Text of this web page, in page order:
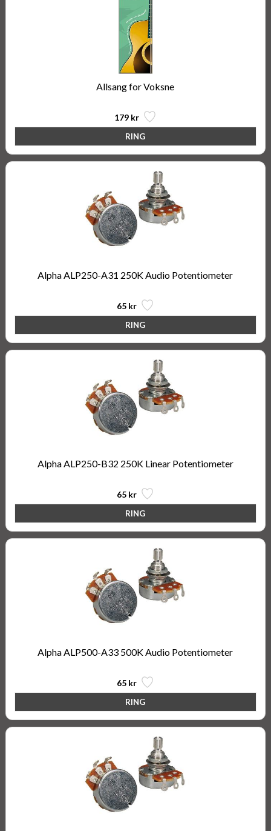
Allsang for Voksne
179 kr
Alpha ALP250-A31 250K Audio Potentiometer
65 kr
Alpha ALP250-B32 250K Linear Potentiometer
65 kr
Alpha ALP500-A33 500K Audio Potentiometer
65 kr